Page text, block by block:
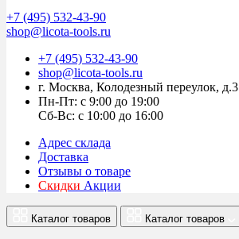
+7 (495) 532-43-90
shop@licota-tools.ru
+7 (495) 532-43-90
shop@licota-tools.ru
г. Москва, Колодезный переулок, д.3
Пн-Пт: с 9:00 до 19:00
Сб-Вс: с 10:00 до 16:00
Адрес склада
Доставка
Отзывы о товаре
Скидки Акции
Каталог товаров Каталог товаров